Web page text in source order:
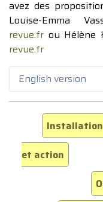
avez des
Louise-Emma
revue.fr ou Hélène
revue.fr
English version
Installation
et action